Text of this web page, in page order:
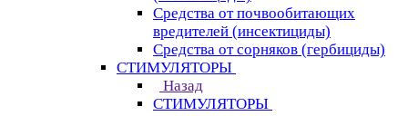
Средства от почвообитающих
вредителей (инсектициды)
Средства от сорняков (гербициды)
СТИМУЛЯТОРЫ
Назад
СТИМУЛЯТОРЫ